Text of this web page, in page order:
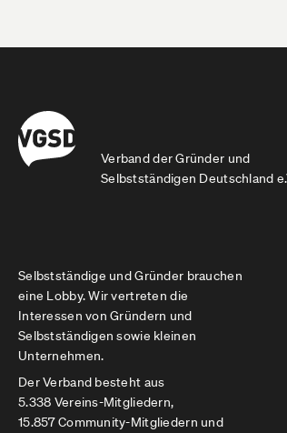
Verband der Gründer und
Selbstständigen Deutschland
Selbstständige und Gründer brauchen
eine Lobby. Wir vertreten die
Interessen von Gründern und
Selbstständigen sowie kleinen
Unternehmen.
Der Verband besteht aus
5.338 Vereins-Mitgliedern,
15.857 Community-Mitgliedern und